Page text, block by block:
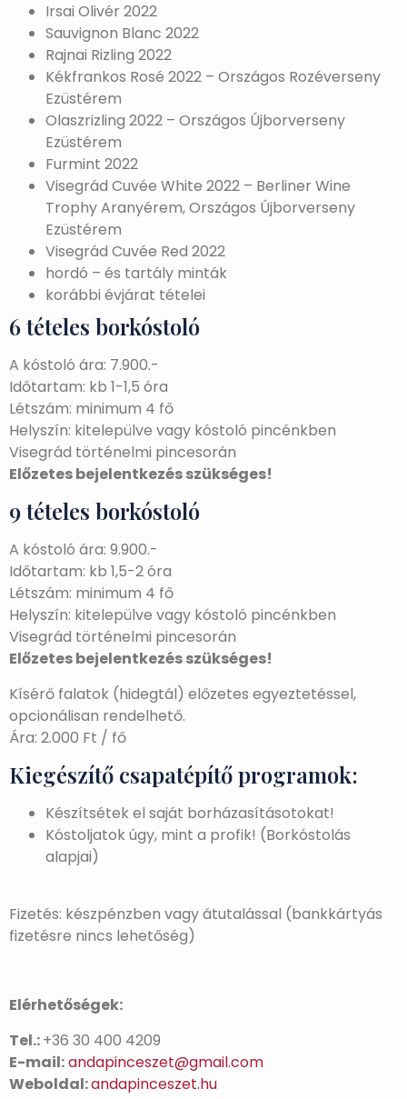
Irsai Olivér 2022
Sauvignon Blanc 2022
Rajnai Rizling 2022
Kékfrankos Rosé 2022 – Országos Rozéverseny
Ezüstérem
Olaszrizling 2022 – Országos Újborverseny
Ezüstérem
Furmint 2022
Visegrád Cuvée White 2022 – Berliner Wine
Trophy Aranyérem, Országos Újborverseny
Ezüstérem
Visegrád Cuvée Red 2022
hordó – és tartály minták
korábbi évjárat tételei
6 tételes borkóstoló
A kóstoló ára: 7.900.-
Időtartam: kb 1-1,5 óra
Létszám: minimum 4 fő
Helyszín: kitelepülve vagy kóstoló pincénkben
Visegrád történelmi pincesorán
Előzetes bejelentkezés szükséges!
9 tételes borkóstoló
A kóstoló ára: 9.900.-
Időtartam: kb 1,5-2 óra
Létszám: minimum 4 fő
Helyszín: kitelepülve vagy kóstoló pincénkben
Visegrád történelmi pincesorán
Előzetes bejelentkezés szükséges!
Kísérő falatok (hidegtál) előzetes egyeztetéssel,
opcionálisan rendelhető.
Ára: 2.000 Ft / fő
Kiegészítő csapatépítő programok:
Készítsétek el saját borházasításotokat!
Kóstoljatok úgy, mint a profik! (Borkóstolás
alapjai)
Fizetés: készpénzben vagy átutalással (bankkártyás
fizetésre nincs lehetőség)
Elérhetőségek:
Tel.:+36 30 400 4209
E-mail:andapinceszet@gmail.com
Weboldal:andapinceszet.hu